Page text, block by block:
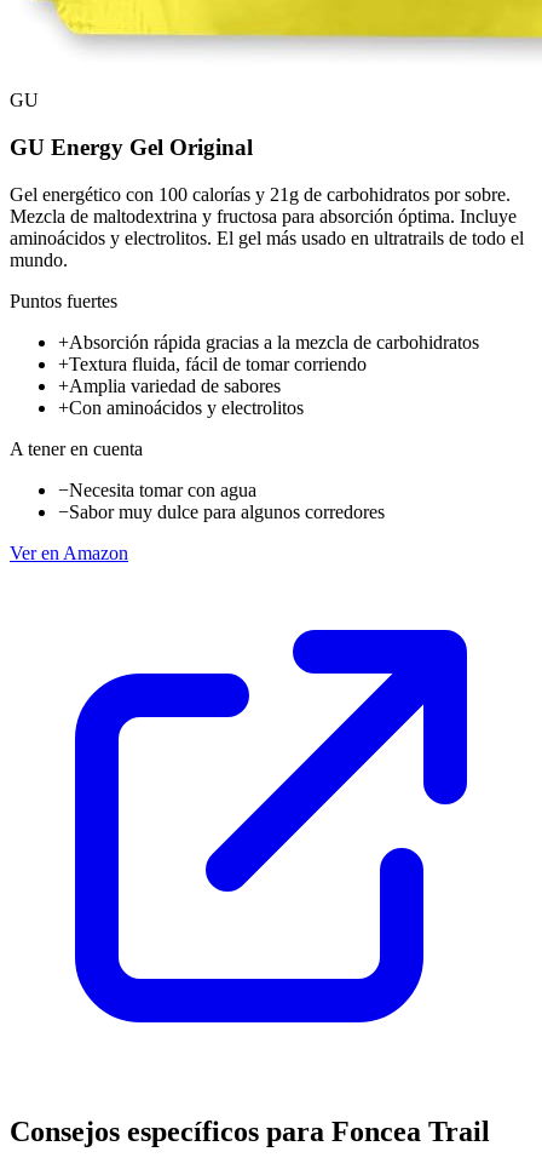
GU
GU Energy Gel Original
Gel energético con 100 calorías y 21g de carbohidratos por sobre.
Mezcla de maltodextrina y fructosa para absorción óptima. Incluye
aminoácidos y electrolitos. El gel más usado en ultratrails de todo el
mundo.
Puntos fuertes
+Absorción rápida gracias a la mezcla de carbohidratos
+Textura fluida, fácil de tomar corriendo
+Amplia variedad de sabores
+Con aminoácidos y electrolitos
A tener en cuenta
−Necesita tomar con agua
−Sabor muy dulce para algunos corredores
Ver en Amazon
Consejos específicos para Foncea Trail